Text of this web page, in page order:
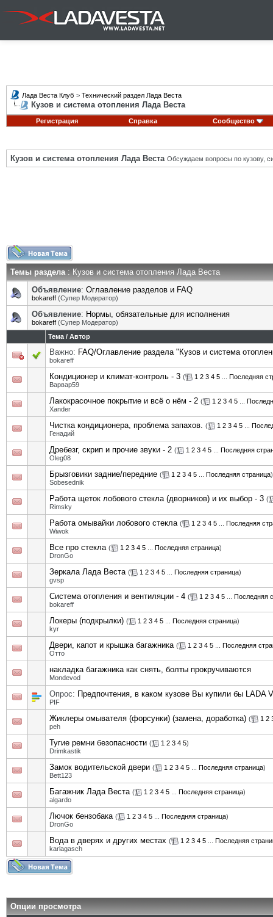
Лада Веста Клуб > Технический раздел Лада Веста
Кузов и система отопления Лада Веста
Регистрация Справка Сообщество
Кузов и система отопления Лада Веста Обсуждаем вопросы по кузову,
Темы раздела: Кузов и система отопления Лада Веста
Объявление: Оглавление разделов и FAQ
bokareff (Супер Модератор)
Объявление: Нормы, обязательные для исполнения
bokareff (Супер Модератор)
Тема / Автор
Важно: FAQ/Оглавление раздела "Кузов и система
bokareff
Кондиционер и климат-контроль - 3 ( 1 2 3 4 5
Последняя
Варвар59
Лакокрасочное покрытие и всё о нём - 2 ( 1 2 3 4 5
Xander
Чистка кондиционера, проблема запахов. ( 1 2 3 4 5
Генадий
Дребезг, скрип и прочие звуки - 2 ( 1 2 3 4 5
Последняя
Oleg08
Брызговики задние/передние ( 1 2 3 4 5 Последняя страница)
Sobesednik
Работа щеток лобового стекла (дворников) и их выбор - 3 (
Rimsky
Работа омывайки лобового стекла ( 1 2 3 4 5
Последняя
Wiwok
Все про стекла ( 1 2 3 4 5 Последняя страница)
DronGo
Зеркала Лада Веста ( 1 2 3 4 5 Последняя страница)
gvsp
Система отопления и вентиляции - 4 ( 1 2 3 4 5
Последняя
bokareff
Локеры (подкрылки) ( 1 2 3 4 5 Последняя страница)
kyr
Двери, капот и крышка багажника ( 1 2 3 4 5
Последняя
Отто
накладка багажника как снять, болты прокручиваются
Mondevod
Опрос: Предпочтения, в каком кузове Вы купили бы LADA
PIF
Жиклеры омывателя (форсунки) (замена, доработка) ( 1 2
peh
Тугие ремни безопасности ( 1 2 3 4 5)
Drimkastik
Замок водительской двери ( 1 2 3 4 5 Последняя страница)
Bett123
Багажник Лада Веста ( 1 2 3 4 5 Последняя страница)
algardo
Лючок бензобака ( 1 2 3 4 5 Последняя страница)
DronGo
Вода в дверях и других местах ( 1 2 3 4 5
Последняя
karlagasch
Опции просмотра